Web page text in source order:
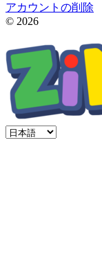
アカウントの削除
© 2026